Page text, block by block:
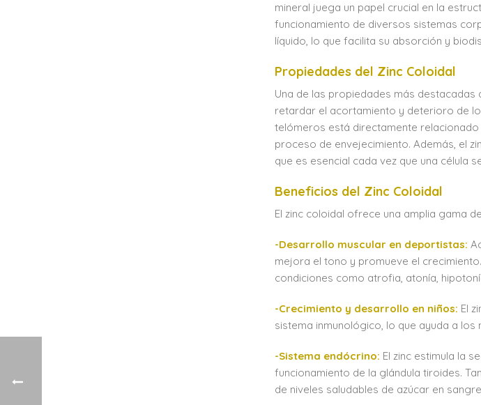
mineral juega un papel crucial en la
funcionamiento de diversos sistemas
líquido, lo que facilita su absorción y
Propiedades del Zinc Coloidal
Una de las propiedades más
retardar el acortamiento y deterioro de
telómeros está directamente
proceso de envejecimiento. Además, el
que es esencial cada vez que una célula
Beneficios del Zinc Coloidal
El zinc coloidal ofrece una amplia gama
-Desarrollo muscular en deportistas:
mejora el tono y promueve el
condiciones como atrofia, atonía,
-Crecimiento y desarrollo en niños: El
sistema inmunológico, lo que ayuda a
-Sistema endócrino: El zinc estimula la
funcionamiento de la glándula tiroides.
de niveles saludables de azúcar en